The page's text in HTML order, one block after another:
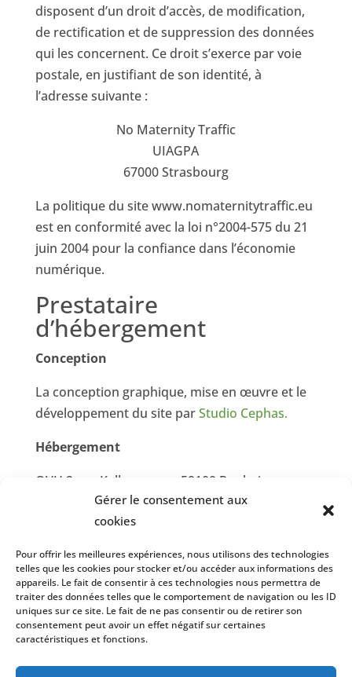
Gérer le consentement aux
cookies
Pour offrir les meilleures expériences, nous utilisons des technologies
telles que les cookies pour stocker et/ou accéder aux informations des
appareils. Le fait de consentir à ces technologies nous permettra de
traiter des données telles que le comportement de navigation ou les ID
uniques sur ce site. Le fait de ne pas consentir ou de retirer son
consentement peut avoir un effet négatif sur certaines
caractéristiques et fonctions.
disposent d’un droit d’accès, de modification,
de rectification et de suppression des données
qui les concernent. Ce droit s’exerce par voie
postale, en justifiant de son identité, à
l’adresse suivante :
No Maternity Traffic
UIAGPA
67000 Strasbourg
La politique du site www.nomaternitytraffic.eu
est en conformité avec la loi n°2004-575 du 21
juin 2004 pour la confiance dans l’économie
numérique.
Prestataire
d’hébergement
Conception
La conception graphique, mise en œuvre et le
développement du site parStudio Cephas.
Hébergement
OVH 2 rue Kellermann – 59100 Roubaix –